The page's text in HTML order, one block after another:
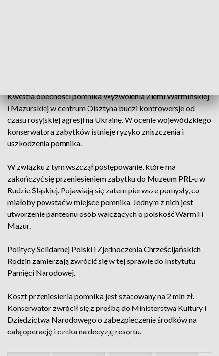
Kwestia obecności pomnika Wyzwolenia Ziemi Warmińskiej
i Mazurskiej w centrum Olsztyna budzi kontrowersje od
czasu rosyjskiej agresji na Ukrainę. W ocenie wojewódzkiego
konserwatora zabytków istnieje ryzyko zniszczenia i
uszkodzenia pomnika.
W związku z tym wszczął postępowanie, które ma
zakończyć się przeniesieniem zabytku do Muzeum PRL-u w
Rudzie Śląskiej. Pojawiają się zatem pierwsze pomysły, co
miałoby powstać w miejsce pomnika. Jednym z nich jest
utworzenie panteonu osób walczących o polskość Warmii i
Mazur.
Politycy Solidarnej Polski i Zjednoczenia Chrześcijańskich
Rodzin zamierzają zwrócić się w tej sprawie do Instytutu
Pamięci Narodowej.
Koszt przeniesienia pomnika jest szacowany na 2 mln zł.
Konserwator zwrócił się z prośbą do Ministerstwa Kultury i
Dziedzictwa Narodowego o zabezpieczenie środków na
całą operację i czeka na decyzję resortu.